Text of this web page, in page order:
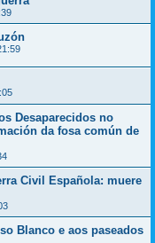
Desaparecidos no
da fosa común de
Civil Española: muere
Blanco e aos paseados